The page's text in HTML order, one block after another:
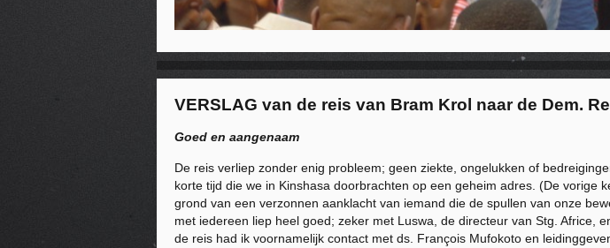
VERSLAG van de reis van Bram Krol naar de Dem.
Goed en aangenaam
De reis verliep zonder enig probleem; geen ziekte, ongelukken of
korte tijd die we in Kinshasa doorbrachten op een geheim adres. (De
grond van een verzonnen aanklacht van iemand die de spullen van onze
met iedereen liep heel goed; zeker met Luswa, de directeur van Stg. Africe,
de reis had ik voornamelijk contact met ds. François Mufokoto en